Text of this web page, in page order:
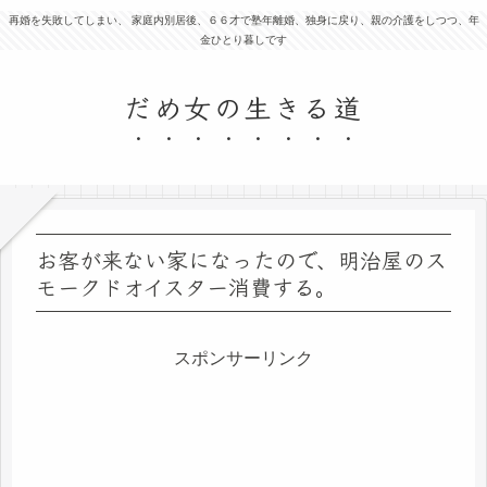
再婚を失敗してしまい、 家庭内別居後、６６才で塾年離婚、独身に戻り、親の介護をしつつ、年
金ひとり暮しです
だめ女の生きる道
お客が来ない家になったので、明治屋のス
モークドオイスター消費する。
スポンサーリンク